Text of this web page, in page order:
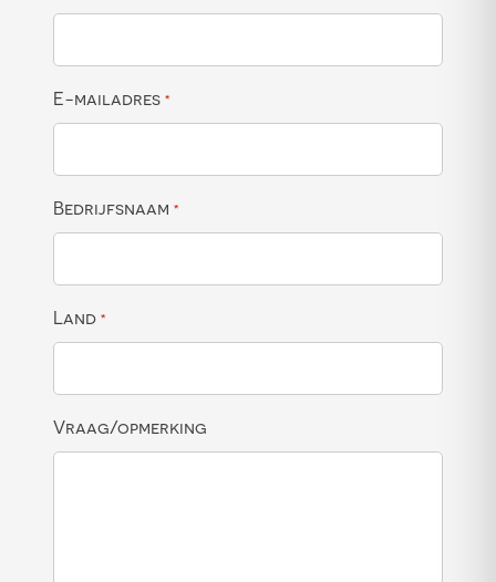
E-mailadres *
Bedrijfsnaam *
Land *
Vraag/opmerking